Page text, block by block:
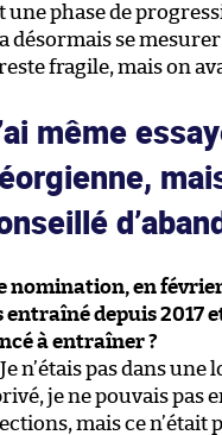
phase de
désormais se
fragile, mais on
même
nomination, en
entraîné depuis 2017
à entraîner ?
n’étais pas dans
je ne pouvais pas
mais ce n’était